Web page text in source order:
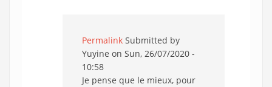
Permalink Submitted by
Yuyine on Sun, 26/07/2020 -
10:58
Je pense que le mieux, pour